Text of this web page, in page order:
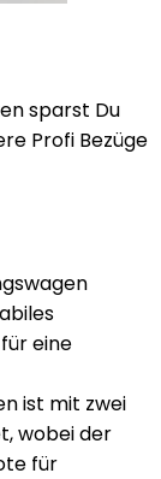
sparst Du
Profi Bezüge
eine
ist mit zwei
wobei der
für